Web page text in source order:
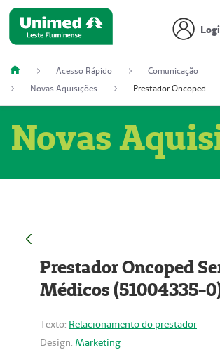
Acesso Rápido
Comunicação
Novas Aquisições
Prestador Oncoped Serviços Médicos (51004335-0)
Novas
Prestador Oncoped
Médicos (51004335-
Texto: Relacionamento do prestador
Design: Marketing